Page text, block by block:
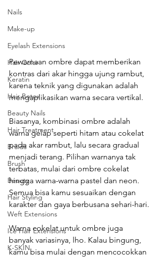
Nails
Make-up
Eyelash Extensions
Hair Color
Keratin
Hair Botox
Beauty Nails
Hair Treatment
Braids
Brush
Beauty
Hair Styling
Weft Extensions
Ice Hair Extensions
K-SKIN
Pewarnaan ombre dapat memberikan
kontras dari akar hingga ujung rambut,
karena teknik yang digunakan adalah
mengaplikasikan warna secara vertikal.
Biasanya, kombinasi ombre adalah
warna gelap seperti hitam atau cokelat
pada akar rambut, lalu secara gradual
menjadi terang. Pilihan warnanya tak
terbatas, mulai dari ombre cokelat
hingga warna-warna pastel dan neon.
Semua bisa kamu sesuaikan dengan
karakter dan gaya berbusana sehari-hari.
Warna cokelat untuk ombre juga
banyak variasinya, lho. Kalau bingung,
kamu bisa mulai dengan mencocokkan